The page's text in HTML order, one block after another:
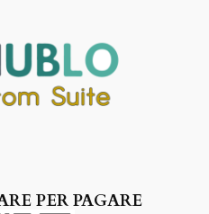
PER PAGARE